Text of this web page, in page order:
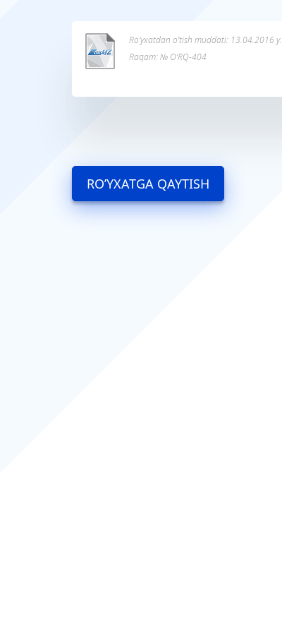
Ro’yxatdan o’tish muddati: 13.04.2016 y.
Raqam: № O‘RQ-404
RO’YXATGA QAYTISH